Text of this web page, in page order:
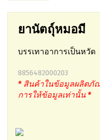
ยานัตถุ์หมอมี
บรรเทาอาการเป็นหวัด
8856482000203
* สินค้าในข้อมูลผลิตภั
การให้ข้อมูลเท่านั้น *